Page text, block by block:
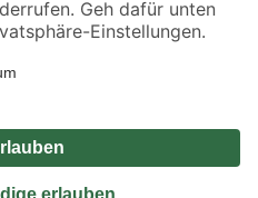
Die dargestellten Angebote sind unter
angegebenen Verfügbarkeiten beziehen
für Artikel mit Speditionsversand, hier
Vertrag widerrufen